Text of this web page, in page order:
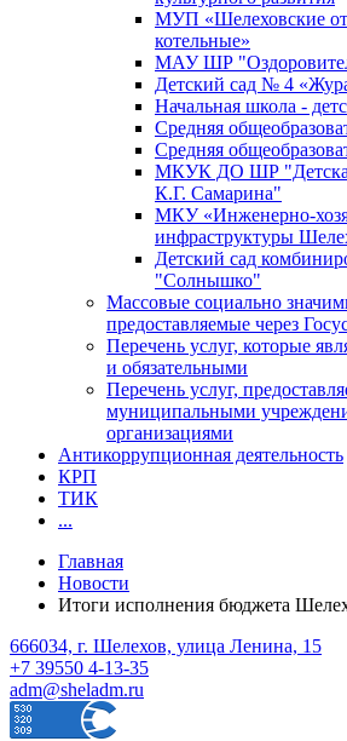
МУП «Шелеховские
котельные»
МАУ ШР
Детский сад № 4
Начальная школа -
Средняя
Средняя
МКУК ДО ШР
К.Г. Самарина"
МКУ «Инженерно-
инфраструктуры
Детский сад
"Солнышко"
Массовые социально
предоставляемые через
Перечень услуг, которые
и обязательными
Перечень услуг,
муниципальными
организациями
Антикоррупционная деятельность
КРП
ТИК
...
Главная
Новости
Итоги исполнения бюджета
666034, г. Шелехов, улица Ленина, 15
+7 39550 4-13-35
adm@sheladm.ru